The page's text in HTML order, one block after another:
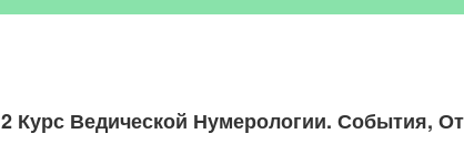
2 Курс Ведической Нумерологии. События,